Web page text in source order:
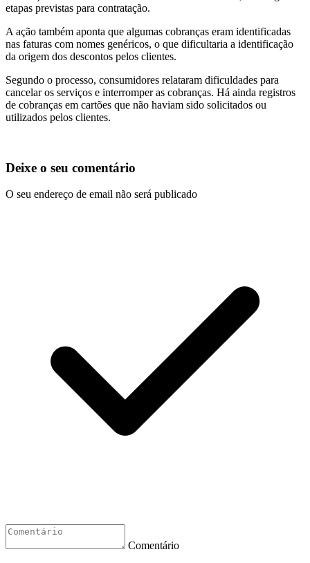
etapas previstas para contratação.
A ação também aponta que algumas cobranças eram identificadas
nas faturas com nomes genéricos, o que dificultaria a identificação
da origem dos descontos pelos clientes.
Segundo o processo, consumidores relataram dificuldades para
cancelar os serviços e interromper as cobranças. Há ainda registros
de cobranças em cartões que não haviam sido solicitados ou
utilizados pelos clientes.
Deixe o seu comentário
O seu endereço de email não será publicado
Comentário